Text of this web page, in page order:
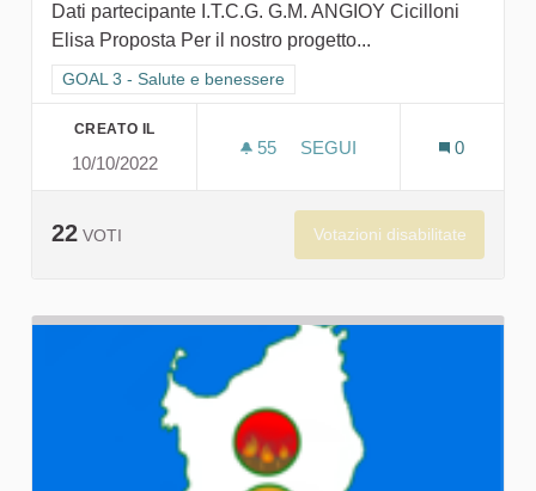
Dati partecipante I.T.C.G. G.M. ANGIOY Cicilloni
Elisa Proposta Per il nostro progetto...
Filtra i risultati per categoria: GOAL 3 - Salute e benessere
GOAL 3 - Salute e benessere
CREATO IL
10/10/2022
55 55 SOSTENITORI
SEGUI
0
22 VOTI Votazioni disabilitate